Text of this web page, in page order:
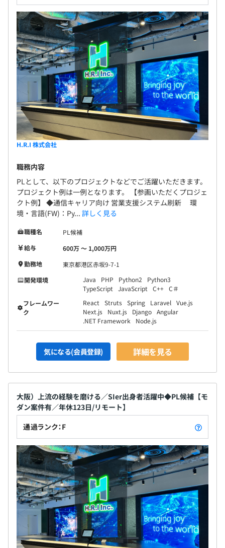
H.R.I 株式会社
職務内容
PLとして、以下のプロジェクトなどでご活躍いただきます。
プロジェクト例は一例となります。 【参画いただくプロジェ
クト例】 ◆通信キャリア向け 営業支援システム刷新 環
境・言語(FW)：Py... 詳しく見る
職種名
PL候補
給与
600万 〜 1,000万円
勤務地
東京都港区赤坂9-7-1
開発環境
Java PHP Python2
Python3
TypeScript
JavaScript C++ C＃
フレームワー
ク
React Struts Spring Laravel Vue.js
Next.js
Nuxt.js Django Angular
.NET Framework
Node.js
気になる(会員登録) 詳細を見る
大阪）上流の経験を磨ける／SIer出身者活躍中◆PL候補【モ
ダン案件有／年休123日/リモート】
通過ランク：F